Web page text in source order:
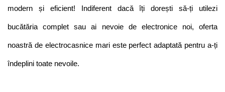
Hotă bucătărie
Fierbător apă
Air fryer - Friteuză cu aer cald
Grătar electric
Prăjitor de pâine
modern și eficient! Indiferent dacă îți dorești să-ți utilezi
bucătăria complet sau ai nevoie de electronice noi, oferta
noastră de electrocasnice mari este perfect adaptată pentru a-ți
îndeplini toate nevoile.